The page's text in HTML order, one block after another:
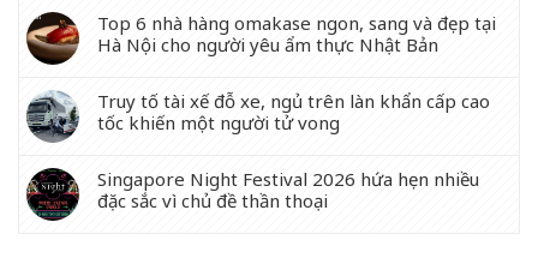
Top 6 nhà hàng omakase ngon, sang và đẹp tại
Hà Nội cho người yêu ẩm thực Nhật Bản
Truy tố tài xế đỗ xe, ngủ trên làn khẩn cấp cao
tốc khiến một người tử vong
Singapore Night Festival 2026 hứa hẹn nhiều
đặc sắc vì chủ đề thần thoại